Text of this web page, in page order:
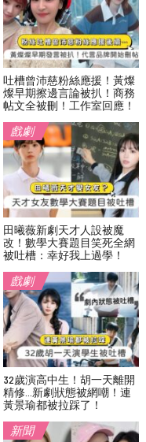
吐槽曾沛慈粉絲應援！黃燦
燦早期擦邊言論被扒！商務
帖文全被刪！工作室回應！
戲劇
田曦薇新劇天才人設被魔
改！數學大賽題目笑死全網
被吐槽：幸好我上過學！
戲劇
32歲演高中生！胡一天離開
精修…新劇狀態被網嘲！連
黃景瑜都被拉踩了！
新聞